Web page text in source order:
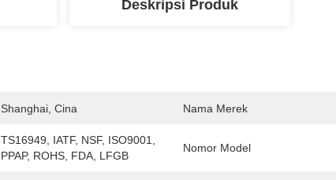
Deskripsi Produk
Shanghai, Cina Nama Merek
TS16949, IATF, NSF, ISO9001,
PPAP, ROHS, FDA, LFGB
Nomor Model